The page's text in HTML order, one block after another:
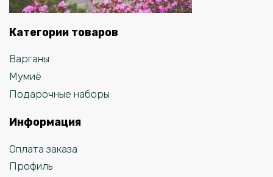
Категории товаров
Варганы
Мумиё
Подарочные наборы
Информация
Оплата заказа
Профиль